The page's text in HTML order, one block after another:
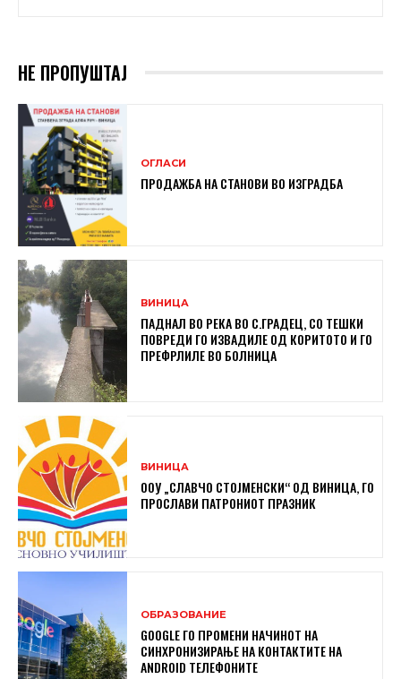
НЕ ПРОПУШТАЈ
ОГЛАСИ
ПРОДАЖБА НА СТАНОВИ ВО ИЗГРАДБА
ВИНИЦА
ПАДНАЛ ВО РЕКА ВО С.ГРАДЕЦ, СО ТЕШКИ
ПОВРЕДИ ГО ИЗВАДИЛЕ ОД КОРИТОТО И ГО
ПРЕФРЛИЛЕ ВО БОЛНИЦА
ВИНИЦА
ООУ „СЛАВЧО СТОЈМЕНСКИ“ ОД ВИНИЦА, ГО
ПРОСЛАВИ ПАТРОНИОТ ПРАЗНИК
ОБРАЗОВАНИЕ
GOOGLE ГО ПРОМЕНИ НАЧИНОТ НА
СИНХРОНИЗИРАЊЕ НА КОНТАКТИТЕ НА
ANDROID ТЕЛЕФОНИТЕ